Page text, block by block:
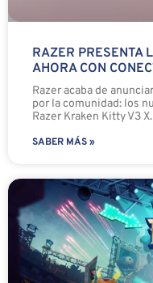
RAZER PRESENTA
AHORA CON
Razer acaba de
por la comunidad: los
Razer Kraken Kitty V3 X.
SABER MÁS »